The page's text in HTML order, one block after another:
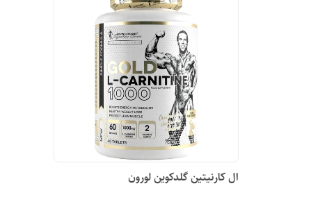
ال کارنیتین گلدکوین لورون